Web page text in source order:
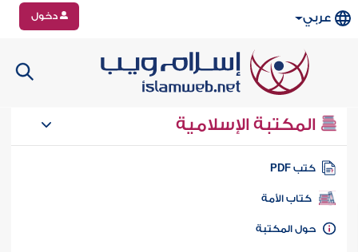
عربي دخول
المكتبة الإسلامية
كتب PDF
كتاب الأمة